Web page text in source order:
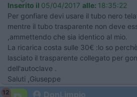
Inserito il 05/04/2017 alle: 18:35:22
Per gonfiare devi usare il tubo nero
mentre il tubo trasparente non deve
,ammettendo che sia identico al mio.
La ricarica costa sulle 30€ :lo so
lasciato il trasparente collegato per
dell'autoclave .
Saluti ,Giuseppe
12 DonLimpio